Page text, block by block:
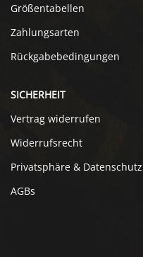
Größentabellen
Zahlungsarten
Rückgabebedingungen
SICHERHEIT
Vertrag widerrufen
Widerrufsrecht
Privatsphäre & Datenschutz
AGBs